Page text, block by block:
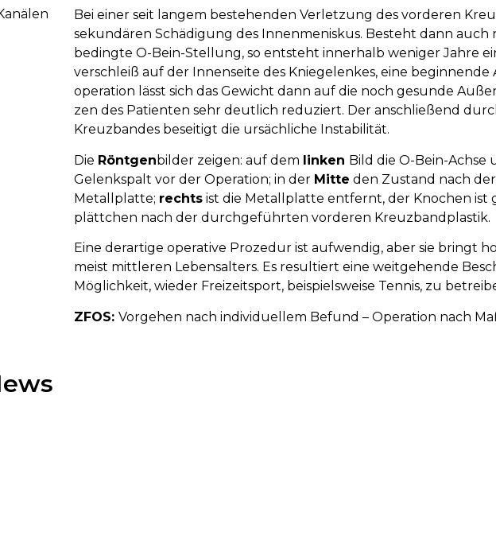
Bei einer seit lan­gem be­stehen­den Ver­letzung des vor­deren
se­kun­dären Schä­di­gung des Innen­menis­kus. Besteht dann
bedingte O-Bein-Stellung, so ent­steht inner­halb weniger Jahre
verschleiß auf der Innen­seite des Knie­ge­len­kes, eine
operation lässt sich das G­ewicht dann auf die noch gesunde
zen des Patienten sehr deutlich re­du­ziert. Der an­schlie­ßend
Kreuz­bandes be­seitigt die ur­säch­liche In­sta­bi­lität.
Die Röntgen­bilder zeigen: auf dem linken Bild die O-Bein-Achse
Gelenk­spalt vor der Operation; in der Mitte den Zu­stand nach
Metall­platte; rechtsist die Metall­platte ent­fernt, der Knochen ist
plättchen nach der durch­geführten vor­deren Kreuz­band­plastik.
Eine der­artige operative Pro­ze­dur ist auf­wendig, aber sie bringt
meist mittleren Lebens­alters. Es re­sul­tiert eine weit­ge­hen­de
Mög­lich­keit, wieder Frei­zeit­sport, bei­spiels­weise Tennis, zu
ZFOS: Vorgehen nach in­di­vi­duellem Be­fund – Operation nach